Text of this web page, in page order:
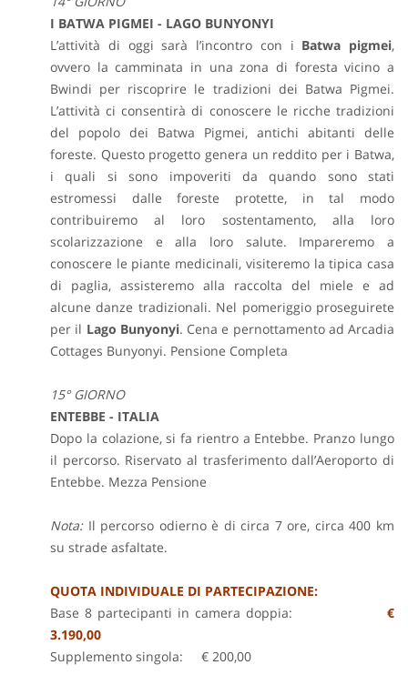
I BATWA PIGMEI - LAGO BUNYONYI
L’attività di oggi sarà l’incontro con i Batwa pigmei,
ovvero la camminata in una zona di foresta vicino a
Bwindi per riscoprire le tradizioni dei Batwa Pigmei.
L’attività ci consentirà di conoscere le ricche tradizioni
del popolo dei Batwa Pigmei, antichi abitanti delle
foreste. Questo progetto genera un reddito per i Batwa,
i quali si sono impoveriti da quando sono stati
estromessi dalle foreste protette, in tal modo
contribuiremo al loro sostentamento, alla loro
scolarizzazione e alla loro salute. Impareremo a
conoscere le piante medicinali, visiteremo la tipica casa
di paglia, assisteremo alla raccolta del miele e ad
alcune danze tradizionali. Nel pomeriggio proseguirete
per il Lago Bunyonyi. Cena e pernottamento ad Arcadia
Cottages Bunyonyi. Pensione Completa
15° GIORNO
ENTEBBE - ITALIA
Dopo la colazione, si fa rientro a Entebbe. Pranzo lungo
il percorso. Riservato al trasferimento dall’Aeroporto di
Entebbe. Mezza Pensione
Nota:Il percorso odierno è di circa 7 ore, circa 400 km
su strade asfaltate.
QUOTA INDIVIDUALE DI PARTECIPAZIONE:
Base 8 partecipanti in camera doppia:
€
3.190,00
Supplemento singola: € 200,00